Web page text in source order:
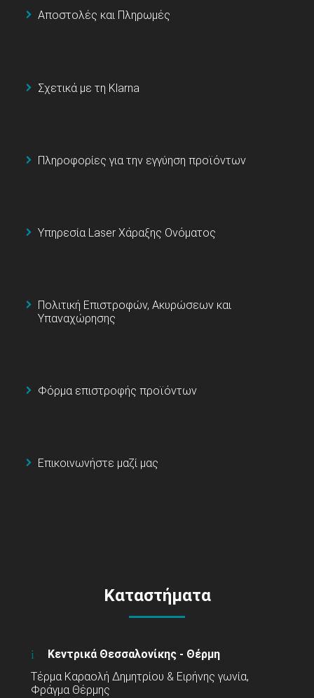
Αποστολές και Πληρωμές
Σχετικά με τη Klarna
Πληροφορίες για την εγγύηση προϊόντων
Υπηρεσία Laser Χάραξης Ονόματος
Πολιτική Επιστροφών, Ακυρώσεων και
Υπαναχώρησης
Φόρμα επιστροφής προϊόντων
Επικοινωνήστε μαζί μας
Καταστήματα
Κεντρικά Θεσσαλονίκης - Θέρμη
Τέρμα Καραολή Δημητρίου & Ειρήνης γωνία,
Φράγμα Θέρμης